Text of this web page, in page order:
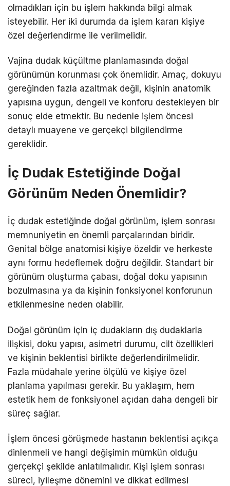
olmadıkları için bu işlem hakkında bilgi almak
isteyebilir. Her iki durumda da işlem kararı kişiye
özel değerlendirme ile verilmelidir.
Vajina dudak küçültme planlamasında doğal
görünümün korunması çok önemlidir. Amaç, dokuyu
gereğinden fazla azaltmak değil, kişinin anatomik
yapısına uygun, dengeli ve konforu destekleyen bir
sonuç elde etmektir. Bu nedenle işlem öncesi
detaylı muayene ve gerçekçi bilgilendirme
gereklidir.
İç Dudak Estetiğinde Doğal
Görünüm Neden Önemlidir?
İç dudak estetiğinde doğal görünüm, işlem sonrası
memnuniyetin en önemli parçalarından biridir.
Genital bölge anatomisi kişiye özeldir ve herkeste
aynı formu hedeflemek doğru değildir. Standart bir
görünüm oluşturma çabası, doğal doku yapısının
bozulmasına ya da kişinin fonksiyonel konforunun
etkilenmesine neden olabilir.
Doğal görünüm için iç dudakların dış dudaklarla
ilişkisi, doku yapısı, asimetri durumu, cilt özellikleri
ve kişinin beklentisi birlikte değerlendirilmelidir.
Fazla müdahale yerine ölçülü ve kişiye özel
planlama yapılması gerekir. Bu yaklaşım, hem
estetik hem de fonksiyonel açıdan daha dengeli bir
süreç sağlar.
İşlem öncesi görüşmede hastanın beklentisi açıkça
dinlenmeli ve hangi değişimin mümkün olduğu
gerçekçi şekilde anlatılmalıdır. Kişi işlem sonrası
süreci, iyileşme dönemini ve dikkat edilmesi